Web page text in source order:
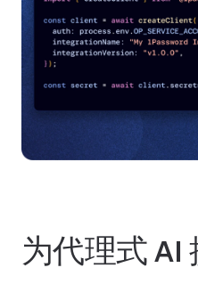
为代理式 AI